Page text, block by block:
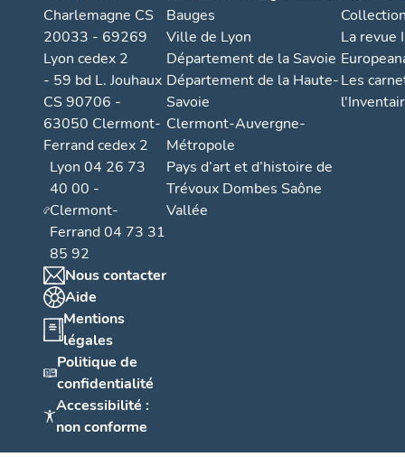
Charlemagne CS
20033 - 69269
Lyon cedex 2
- 59 bd L. Jouhaux
CS 90706 -
63050 Clermont-
Ferrand cedex 2
Lyon 04 26 73
40 00 -
Clermont-
Ferrand 04 73 31
85 92
Nous contacter
Aide
Mentions
légales
Politique de
confidentialité
Accessibilité :
non conforme
Bauges
Ville de Lyon
Département de la Savoie
Département de la Haute-
Savoie
Clermont-Auvergne-
Métropole
Pays d’art et d’histoire de
Trévoux Dombes Saône
Vallée
La revue
Les